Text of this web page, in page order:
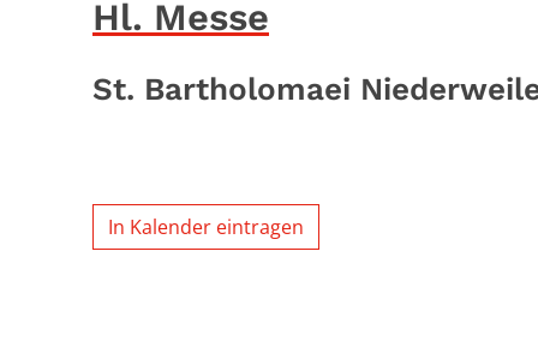
Hl. Messe
St. Bartholomaei
In Kalender eintragen